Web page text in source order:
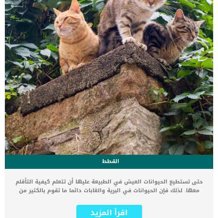
القطط
حتى تستطيع الحيوانات العيش في الطبيعة عليها أن تتعلم كيفية التأقلم
معها. لذلك فإن الحيوانات في البرية والغابات دائما ما تقوم بالكثير من
انتقال الحيوانات للعيش في المنزل فإنها تحمل أحيانا بعض التصرفات
اقرأ المزيد